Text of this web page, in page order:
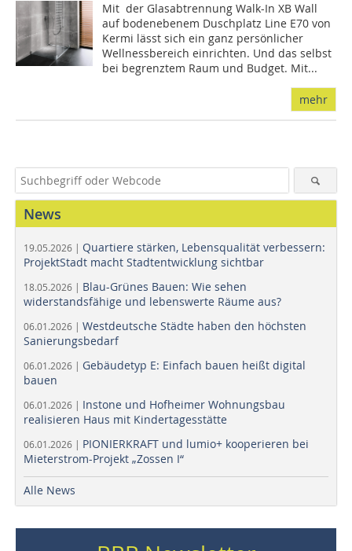
Mit der Glasabtrennung Walk-In XB Wall
auf bodenebenem Duschplatz Line E70 von
Kermi lässt sich ein ganz persönlicher
Wellnessbereich einrichten. Und das selbst
bei begrenztem Raum und Budget. Mit...
mehr
News
19.05.2026 | Quartiere stärken, Lebensqualität verbessern:
ProjektStadt macht Stadtentwicklung sichtbar
18.05.2026 | Blau-Grünes Bauen: Wie sehen
widerstandsfähige und lebenswerte Räume aus?
06.01.2026 | Westdeutsche Städte haben den höchsten
Sanierungsbedarf
06.01.2026 | Gebäudetyp E: Einfach bauen heißt digital
bauen
06.01.2026 | Instone und Hofheimer Wohnungsbau
realisieren Haus mit Kindertagesstätte
06.01.2026 | PIONIERKRAFT und lumio+ kooperieren bei
Mieterstrom-Projekt „Zossen I“
Alle News